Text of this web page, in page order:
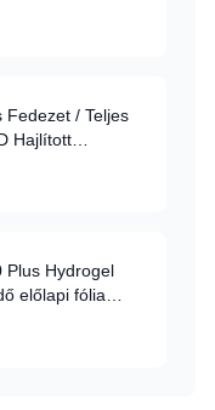
Fedezet / Teljes
Hajlított
S10 Plus -
Plus Hydrogel
előlapi fólia